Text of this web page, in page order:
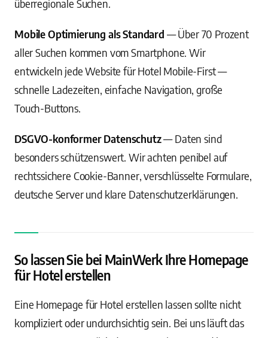
überregionale Suchen.
Mobile Optimierung als Standard — Über 70 Prozent
aller Suchen kommen vom Smartphone. Wir
entwickeln jede Website für Hotel Mobile-First —
schnelle Ladezeiten, einfache Navigation, große
Touch-Buttons.
DSGVO-konformer Datenschutz— Daten sind
besonders schützenswert. Wir achten penibel auf
rechtssichere Cookie-Banner, verschlüsselte Formulare,
deutsche Server und klare Datenschutzerklärungen.
So lassen Sie bei MainWerk Ihre Homepage
für Hotel erstellen
Eine Homepage für Hotel erstellen lassen sollte nicht
kompliziert oder undurchsichtig sein. Bei uns läuft das